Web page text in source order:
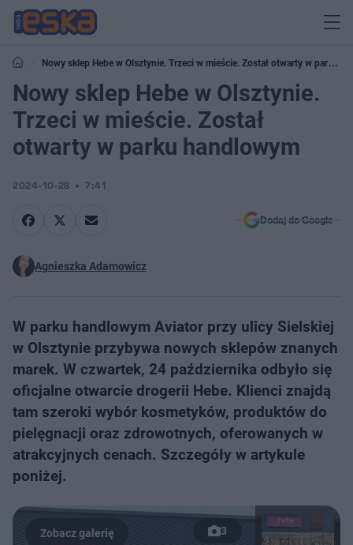
Nowy sklep Hebe w Olsztynie. Trzeci w mieście. Został otwarty w parku
handlowym
Nowy sklep Hebe w Olsztynie.
Trzeci w mieście. Został
otwarty w parku handlowym
2024-10-28 7:41
Dodaj do Google
Agnieszka Adamowicz
W parku handlowym Aviator przy ulicy Sielskiej
w Olsztynie przybywa nowych sklepów znanych
marek. W czwartek, 24 października odbyło się
oficjalne otwarcie drogerii Hebe. Klienci znajdą
tam szeroki wybór kosmetyków, produktów do
pielęgnacji oraz zdrowotnych, oferowanych w
atrakcyjnych cenach. Szczegóły w artykule
poniżej.
3